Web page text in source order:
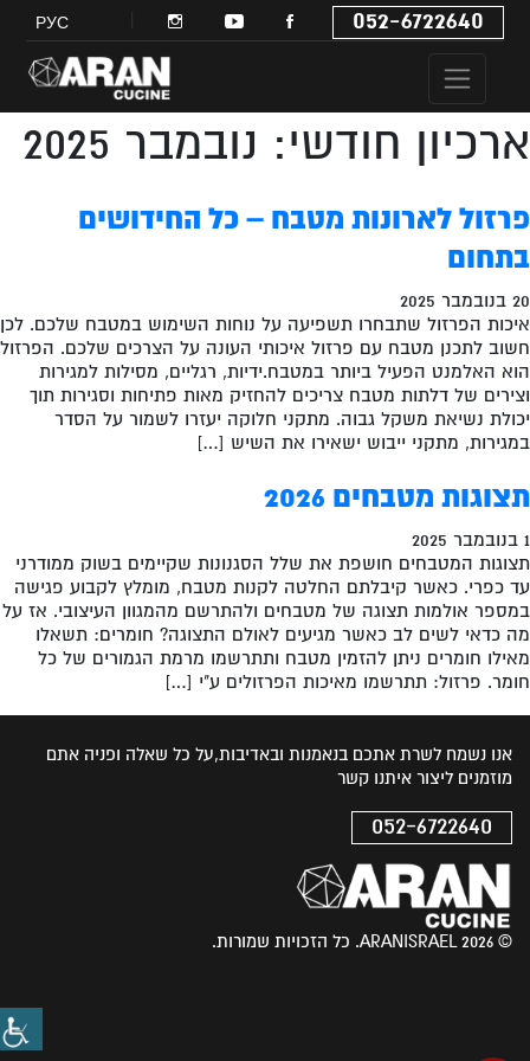
РУС 052-6722640
ארכיון חודשי: נובמבר 2025
פרזול לארונות מטבח – כל החידושים
בתחום
20 בנובמבר 2025
איכות הפרזול שתבחרו תשפיעה על נוחות השימוש במטבח שלכם. לכן
חשוב לתכנן מטבח עם פרזול איכותי העונה על הצרכים שלכם. הפרזול
הוא האלמנט הפעיל ביותר במטבח.ידיות, רגליים, מסילות למגירות
וצירים של דלתות מטבח צריכים להחזיק מאות פתיחות וסגירות תוך
יכולת נשיאת משקל גבוה. מתקני חלוקה יעזרו לשמור על הסדר
במגירות, מתקני ייבוש ישאירו את השיש […]
תצוגות מטבחים 2026
1 בנובמבר 2025
תצוגות המטבחים חושפת את שלל הסגנונות שקיימים בשוק ממודרני
עד כפרי. כאשר קיבלתם החלטה לקנות מטבח, מומלץ לקבוע פגישה
במספר אולמות תצוגה של מטבחים ולהתרשם מהמגוון העיצובי. אז על
מה כדאי לשים לב כאשר מגיעים לאולם התצוגה? חומרים: תשאלו
מאילו חומרים ניתן להזמין מטבח ותתרשמו מרמת הגמורים של כל
חומר. פרזול: תתרשמו מאיכות הפרזולים ע"י […]
אנו נשמח לשרת אתכם בנאמנות ובאדיבות,על כל שאלה ופניה אתם
מוזמנים ליצור איתנו קשר
052-6722640
© 2026 ARANISRAEL. כל הזכויות שמורות.